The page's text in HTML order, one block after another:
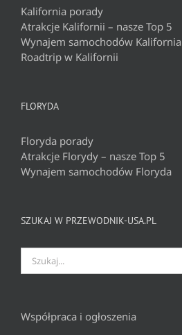
Kalifornia porady
Atrakcje Kalifornii – nasze Top 5
Wynajem samochodów Kalifornia
Roadtrip w Kalifornii
FLORYDA
Floryda porady
Atrakcje Florydy – nasze Top 5
Wynajem samochodów Floryda
SZUKAJ W PRZEWODNIK-USA.PL
Szukaj
Współpraca i ogłoszenia